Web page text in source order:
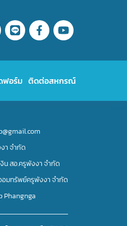
ฟอร์ม ติดต่อสหกรณ์
า จำกัด
งิน สอ.ครูพังงา จำกัด
มทรัพย์ครูพังงา จำกัด
Phangnga